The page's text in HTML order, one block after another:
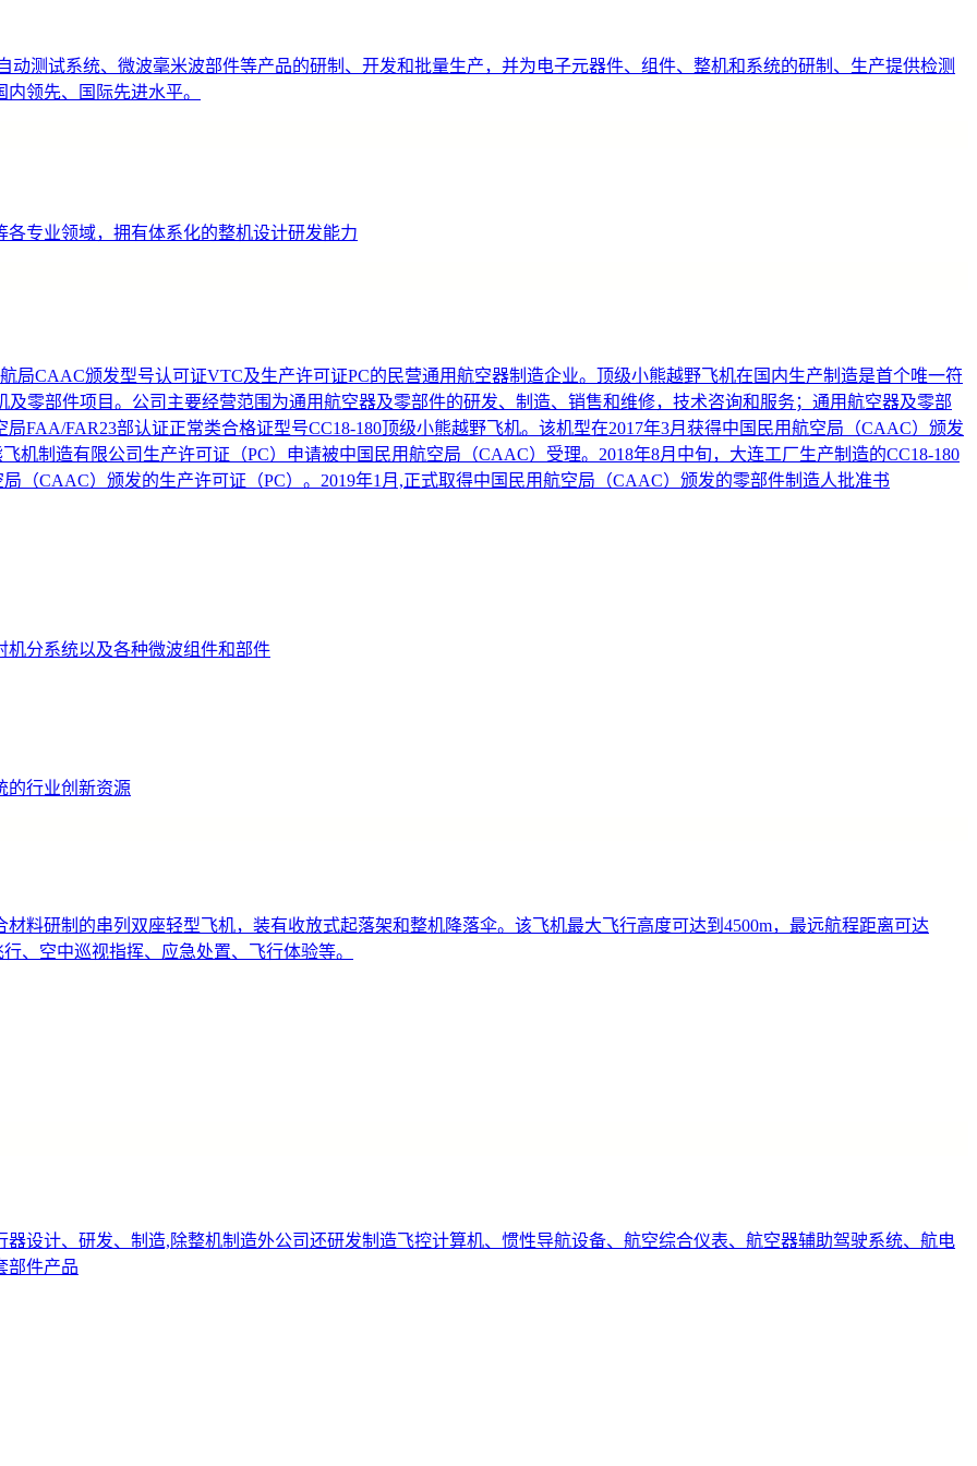
测试系统、微波毫米波部件等产品的研制、开发和批量生产，并为电子元器件、组件、整机和系统的研制、生产提供检测
领先、国际先进水平。
专业领域，拥有体系化的整机设计研发能力
局CAAC颁发型号认可证VTC及生产许可证PC的民营通用航空器制造企业。顶级小熊越野飞机在国内生产制造是首个唯一符
零部件项目。公司主要经营范围为通用航空器及零部件的研发、制造、销售和维修，技术咨询和服务；通用航空器及零部
FAA/FAR23部认证正常类合格证型号CC18-180顶级小熊越野飞机。该机型在2017年3月获得中国民用航空局（CAAC）颁发
机制造有限公司生产许可证（PC）申请被中国民用航空局（CAAC）受理。2018年8月中旬，大连工厂生产制造的CC18-180
（CAAC）颁发的生产许可证（PC）。2019年1月,正式取得中国民用航空局（CAAC）颁发的零部件制造人批准书
分系统以及各种微波组件和部件
的行业创新资源
料研制的串列双座轻型飞机，装有收放式起落架和整机降落伞。该飞机最大飞行高度可达到4500m，最远航程距离可达
、空中巡视指挥、应急处置、飞行体验等。
设计、研发、制造,除整机制造外公司还研发制造飞控计算机、惯性导航设备、航空综合仪表、航空器辅助驾驶系统、航电
部件产品